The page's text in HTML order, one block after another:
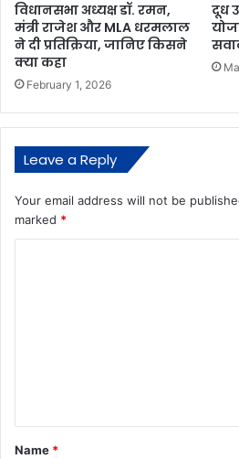
विधानसभा अध्यक्ष डॉ. रमन,
मंत्री राजेश और MLA धरमलाल
ने दी प्रतिक्रिया, जानिए किसने
क्या कहा
February 1, 2026
दूध
Leave a Reply
Your email address will not be
marked *
*
Name *